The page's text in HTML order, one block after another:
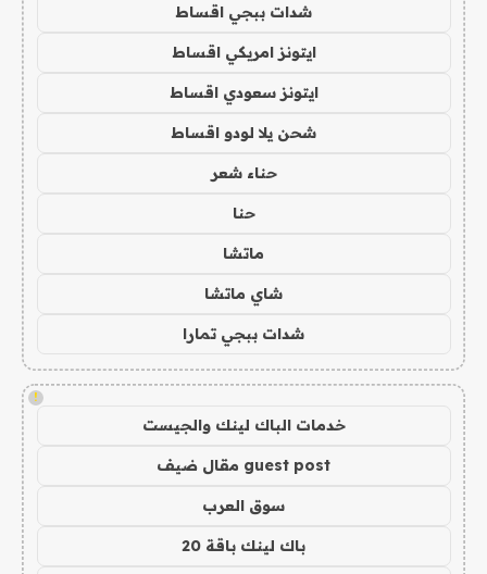
شدات ببجي اقساط
ايتونز امريكي اقساط
ايتونز سعودي اقساط
شحن يلا لودو اقساط
حناء شعر
حنا
ماتشا
شاي ماتشا
شدات ببجي تمارا
!
خدمات الباك لينك والجيست
guest post مقال ضيف
سوق العرب
باك لينك باقة 20